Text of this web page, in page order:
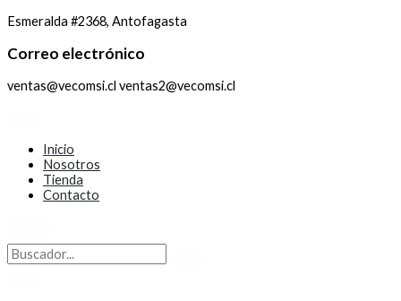
Esmeralda #2368, Antofagasta
Correo electrónico
ventas@vecomsi.cl ventas2@vecomsi.cl
Inicio
Nosotros
Tienda
Contacto